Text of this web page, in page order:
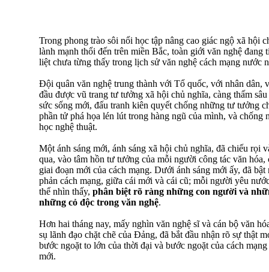
Trong phong trào sôi nổi học tập nâng cao giác ngộ xã hội
lành mạnh thổi đến trên miền Bắc, toàn giới văn nghệ đang
liệt chưa từng thấy trong lịch sử văn nghệ cách mạng nước
Đội quân văn nghệ trung thành với Tổ quốc, với nhân dân,
đầu được vũ trang tư tưởng xã hội chủ nghĩa, càng thấm
sức sống mới, đấu tranh kiên quyết chống những tư tưởng
phần tử phá họa lén lút trong hàng ngũ của mình, và chống
học nghệ thuật.
Một ánh sáng mới, ánh sáng xã hội chủ nghĩa, đã chiếu rọi
qua, vào tâm hồn tư tưởng của mỗi người công tác văn hóa,
giai đoạn mới của cách mạng. Dưới ánh sáng mới ấy, đã
phản cách mạng, giữa cái mới và cái cũ; mỗi người yêu
thể nhìn thấy, phân biệt rõ ràng những con người và
những cỏ độc trong văn nghệ.
Hơn hai tháng nay, mấy nghìn văn nghệ sĩ và cán bộ văn
sụ lãnh đạo chặt chẽ của Đảng, đã bắt đầu nhận rõ sự thật
bước ngoặt to lớn của thời đại và bước ngoặt của cách
mới.